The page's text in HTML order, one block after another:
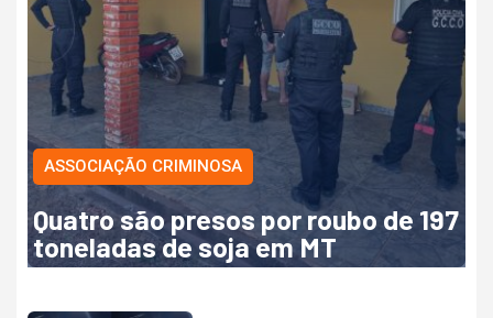
ASSOCIAÇÃO CRIMINOSA
Quatro são presos por roubo de 197
toneladas de soja em MT